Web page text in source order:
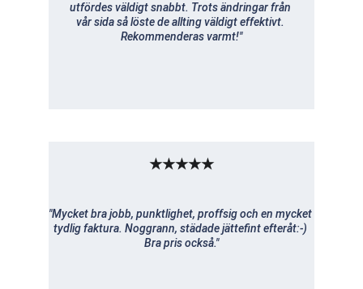
★★★★★
utfördes väldigt snabbt. Trots ändringar från
vår sida så löste de allting väldigt effektivt.
Rekommenderas varmt!"
"Mycket bra jobb, punktlighet, proffsig och en mycket
tydlig faktura. Noggrann, städade jättefint efteråt:-)
Bra pris också."